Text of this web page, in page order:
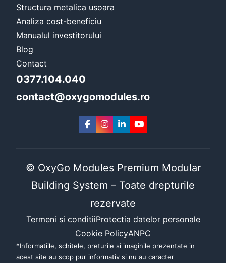
Structura metalica usoara
Analiza cost-beneficiu
Manualul investitorului
Blog
Contact
0377.104.040
contact@oxygomodules.ro
© OxyGo Modules Premium Modular
Building System – Toate drepturile
rezervate
Termeni si conditiiProtectia datelor personale
Cookie PolicyANPC
*Informatiile, schitele, preturile si imaginile prezentate in
acest site au scop pur informativ si nu au caracter